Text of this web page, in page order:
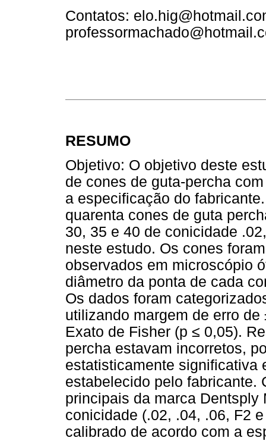
Contatos:
RESUMO
Objetivo: O objetivo deste
de cones de guta-percha
a especificação do
quarenta cones de guta
30, 35 e 40 de conicidade
neste estudo. Os cones
observados em microscópio
diâmetro da ponta de cada
Os dados foram
utilizando margem de erro
Exato de Fisher (p ≤ 0,05).
percha estavam incorretos,
estatisticamente significativa
estabelecido pelo fabricante.
principais da marca Dentsply
conicidade (.02, .04, .06, F2
calibrado de acordo com a